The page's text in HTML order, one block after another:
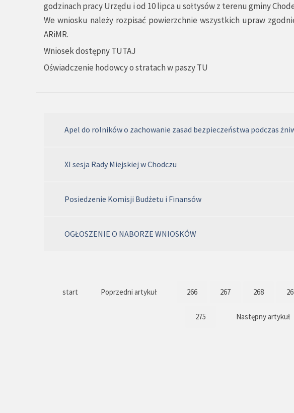
godzinach pracy Urzędu i od 10 lipca u sołtysów z terenu gminy
We wniosku należy rozpisać powierzchnie wszystkich upraw
ARiMR.
Wniosek dostępnyTUTAJ
Oświadczenie hodowcy o stratach w paszyTU
Apel do rolników o zachowanie zasad bezpieczeństwa podczas
XI sesja Rady Miejskiej w Chodczu
Posiedzenie Komisji Budżetu i Finansów
OGŁOSZENIE O NABORZE WNIOSKÓW
start Poprzedni artykuł 266 267 268
275 Następny artykuł